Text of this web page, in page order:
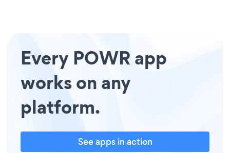
Every POWR app
works on any
platform.
See apps in action